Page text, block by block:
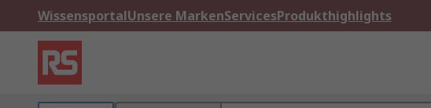
WissensportalUnsere MarkenServicesProdukthighlights